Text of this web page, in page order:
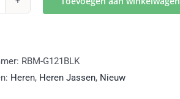
RBM-G121BLK
Heren, Heren Jassen, Nieuw